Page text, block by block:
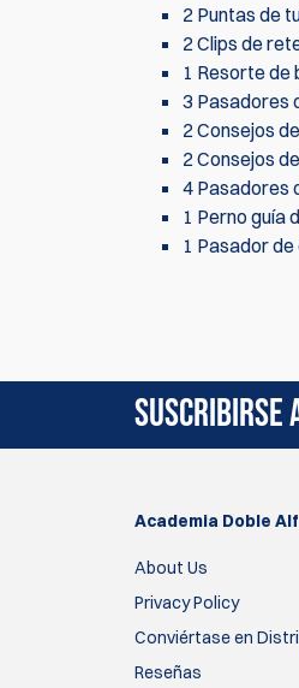
2 Puntas de
2 Clips de
1 Resorte
3 Pasadores
2 Consejos
2 Consejos
4 Pasadores
1 Perno guía
1 Pasador
SUSCRIBIRSE
Academia Doble
About Us
Privacy Policy
Conviértase en
Reseñas